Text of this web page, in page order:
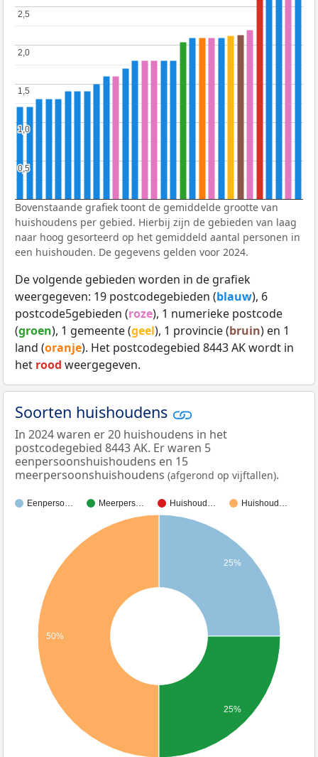
0,5
0,5
1,0
1,0
1,5
1,5
2,0
2,0
2,5
2,5
Bovenstaande grafiek toont de gemiddelde grootte van
huishoudens per gebied. Hierbij zijn de gebieden van laag
naar hoog gesorteerd op het gemiddeld aantal personen in
een huishouden. De gegevens gelden voor 2024.
De volgende gebieden worden in de grafiek
weergegeven: 19 postcodegebieden (blauw), 6
postcode5gebieden (roze), 1 numerieke postcode
(groen), 1 gemeente (geel), 1 provincie (bruin) en 1
land (oranje). Het postcodegebied 8443 AK wordt in
het rood weergegeven.
Soorten huishoudens
In 2024 waren er 20 huishoudens in het
postcodegebied 8443 AK. Er waren 5
eenpersoonshuishoudens en 15
meerpersoonshuishoudens (afgerond op vijftallen).
Eenperso… Meerpers… Huishoud… Huishoud…
25%
50%
25%